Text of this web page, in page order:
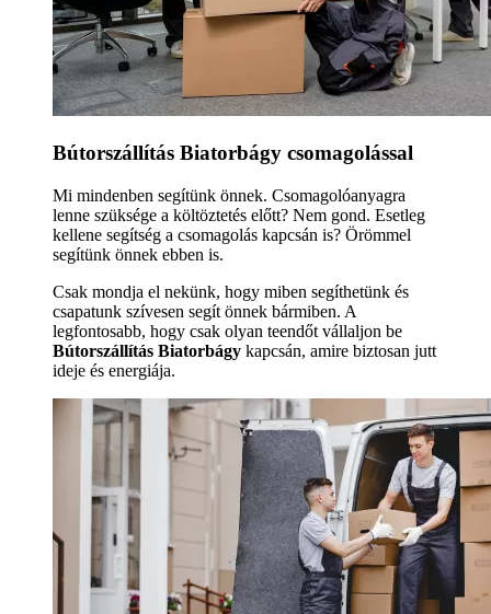
Bútorszállítás Biatorbágy csomagolással
Mi mindenben segítünk önnek. Csomagolóanyagra
lenne szüksége a költöztetés előtt? Nem gond. Esetleg
kellene segítség a csomagolás kapcsán is? Örömmel
segítünk önnek ebben is.
Csak mondja el nekünk, hogy miben segíthetünk és
csapatunk szívesen segít önnek bármiben. A
legfontosabb, hogy csak olyan teendőt vállaljon be
Bútorszállítás Biatorbágy kapcsán, amire biztosan jutt
ideje és energiája.